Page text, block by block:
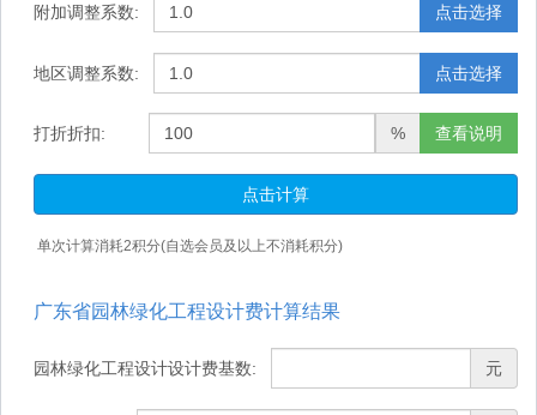
附加调整系数: 点击选择
地区调整系数: 点击选择
打折折扣: % 查看说明
点击计算
单次计算消耗2积分(自选会员及以上不消耗积分)
广东省园林绿化工程设计费计算结果
园林绿化工程设计设计费基数: 元